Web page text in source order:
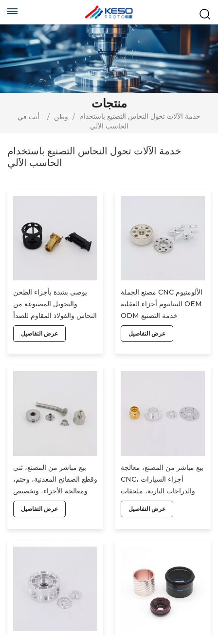
منتجات
أنت في : / وطن / خدمة الآلات تحول النحاس التصنيع باستخدام
الحاسب الآلي
خدمة الآلات تحول النحاس التصنيع باستخدام
الحاسب الآلي
يوصى بشدة بأجزاء الطحن
والتحويل المصنوعة من
النحاس والفولاذ المقاوم للصدأ
والألومنيوم والتيتانيوم والتصنيع
باستخدام الحاسب الآلي
عرض التفاصيل
مصنع الجملة CNC الألومنيوم
التيتانيوم أجزاء العقلية OEM
ODM خدمة التصنيع
باستخدام الحاسب الآلي
عرض التفاصيل
بيع مباشر من المصنع، ثني
وقطع الصفائح المعدنية، وختم،
ومعالجة الأجزاء، وتخصيص
أجزاء الآلات ذات التحكم
الرقمي
عرض التفاصيل
بيع مباشر من المصنع، معالجة
CNC، أجزاء السيارات
والدراجات النارية، ملحقات
الصفائح المعدنية، تخصيص
أجزاء الآلات CNC
عرض التفاصيل